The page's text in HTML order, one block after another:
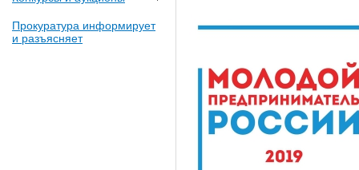
Прокуратура информирует
и разъясняет